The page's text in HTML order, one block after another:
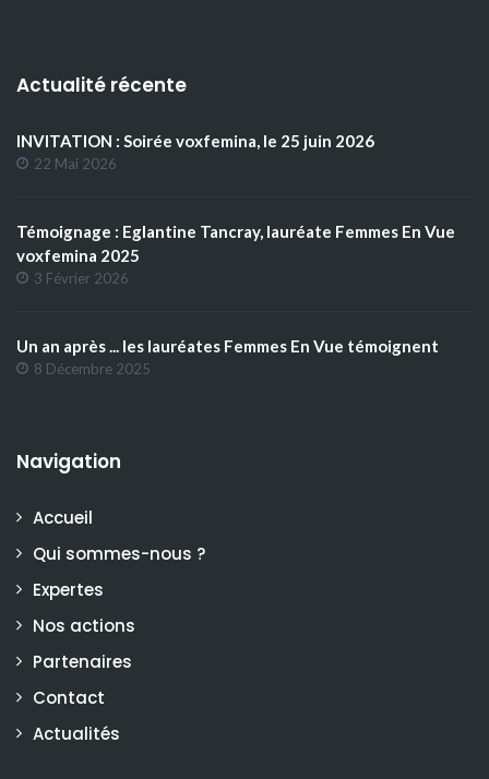
Actualité récente
INVITATION : Soirée voxfemina, le 25 juin 2026
22 Mai 2026
Témoignage : Eglantine Tancray, lauréate Femmes En Vue
voxfemina 2025
3 Février 2026
Un an après ... les lauréates Femmes En Vue témoignent
8 Décembre 2025
Navigation
Accueil
Qui sommes-nous ?
Expertes
Nos actions
Partenaires
Contact
Actualités